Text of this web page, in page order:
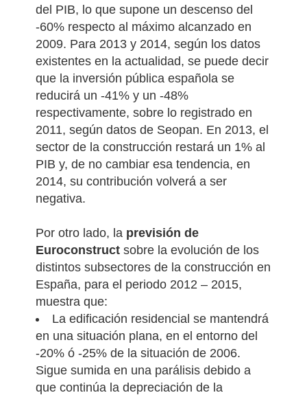
del PIB, lo que supone un descenso del
-60% respecto al máximo alcanzado en
2009. Para 2013 y 2014, según los datos
existentes en la actualidad, se puede decir
que la inversión pública española se
reducirá un -41% y un -48%
respectivamente, sobre lo registrado en
2011, según datos de Seopan. En 2013, el
sector de la construcción restará un 1% al
PIB y, de no cambiar esa tendencia, en
2014, su contribución volverá a ser
negativa.
Por otro lado, la previsión de
Euroconstruct sobre la evolución de los
distintos subsectores de la construcción en
España, para el periodo 2012 – 2015,
muestra que:
La edificación residencial se mantendrá
en una situación plana, en el entorno del
-20% ó -25% de la situación de 2006.
Sigue sumida en una parálisis debido a
que continúa la depreciación de la